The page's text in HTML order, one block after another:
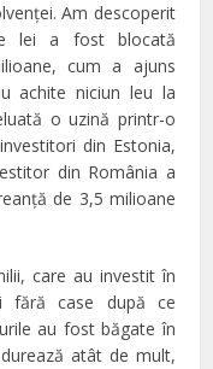
Am descoperit
lei a fost blocată
cum a ajuns
achite niciun leu la
o uzină printr-o
din Estonia,
din România a
de 3,5 milioane
care au investit în
fără case după ce
au fost băgate în
atât de mult,